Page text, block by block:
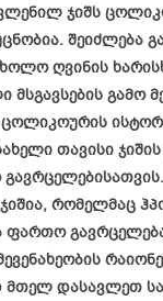
ჯიშს
შეიძლება
ღვინის
მსგავსების გამო
ცოლიკოურის
თავისი
რომელმაც
ფართო
დასავლეთ